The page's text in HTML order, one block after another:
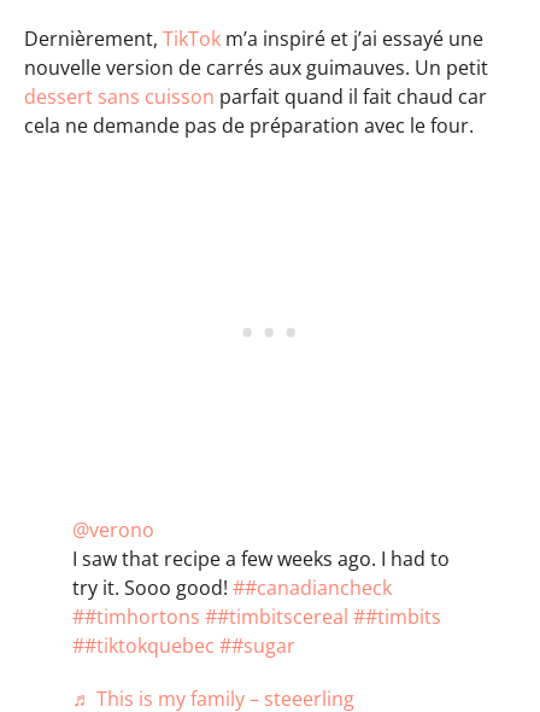
Dernièrement, TikTok m’a inspiré et j’ai essayé une
nouvelle version de carrés aux guimauves. Un petit
dessert sans cuisson parfait quand il fait chaud car
cela ne demande pas de préparation avec le four.
@verono
I saw that recipe a few weeks ago. I had to
try it. Sooo good! ##canadiancheck
##timhortons ##timbitscereal ##timbits
##tiktokquebec ##sugar
♬ This is my family – steeerling